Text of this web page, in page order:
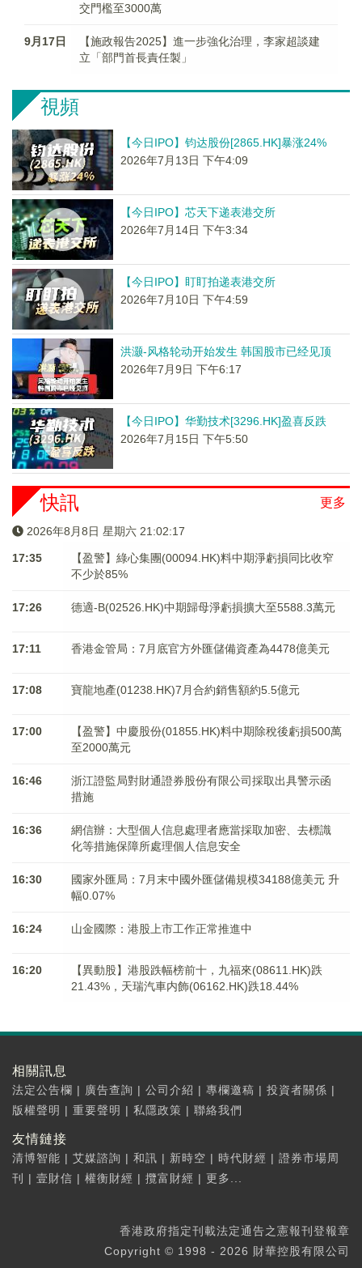
交門檻至3000萬
9月17日
【施政報告2025】進一步強化治理，李家超談建
立「部門首長責任製」
視頻
【今日IPO】钧达股份[2865.HK]暴涨24%
2026年7月13日 下午4:09
【今日IPO】芯天下递表港交所
2026年7月14日 下午3:34
【今日IPO】盯盯拍递表港交所
2026年7月10日 下午4:59
洪灏-风格轮动开始发生 韩国股市已经见顶
2026年7月9日 下午6:17
【今日IPO】华勤技术[3296.HK]盈喜反跌
2026年7月15日 下午5:50
更多
快訊
2026年8月8日 星期六 21:02:17
17:35
【盈警】綠心集團(00094.HK)料中期淨虧損同比收窄
不少於85%
17:26 德適-B(02526.HK)中期歸母淨虧損擴大至5588.3萬元
17:11 香港金管局：7月底官方外匯儲備資產為4478億美元
17:08 寶龍地產(01238.HK)7月合約銷售額約5.5億元
17:00
【盈警】中慶股份(01855.HK)料中期除稅後虧損500萬
至2000萬元
16:46
浙江證監局對財通證券股份有限公司採取出具警示函
措施
16:36
網信辦：大型個人信息處理者應當採取加密、去標識
化等措施保障所處理個人信息安全
16:30
國家外匯局：7月末中國外匯儲備規模34188億美元 升
幅0.07%
16:24 山金國際：港股上市工作正常推進中
16:20
【異動股】港股跌幅榜前十，九福來(08611.HK)跌
21.43%，天瑞汽車内飾(06162.HK)跌18.44%
相關訊息
法定公告欄 | 廣告查詢 | 公司介紹 | 專欄邀稿 | 投資者關係 |
版權聲明 | 重要聲明 | 私隱政策 | 聯絡我們
友情鏈接
清博智能 | 艾媒諮詢 | 和訊 | 新時空 | 時代財經 | 證券市場周
刊
| 壹財信 | 權衡財經 | 攬富財經 | 更多...
香港政府指定刊載法定通告之憲報刊登報章
Copyright © 1998 - 2026 財華控股有限公司